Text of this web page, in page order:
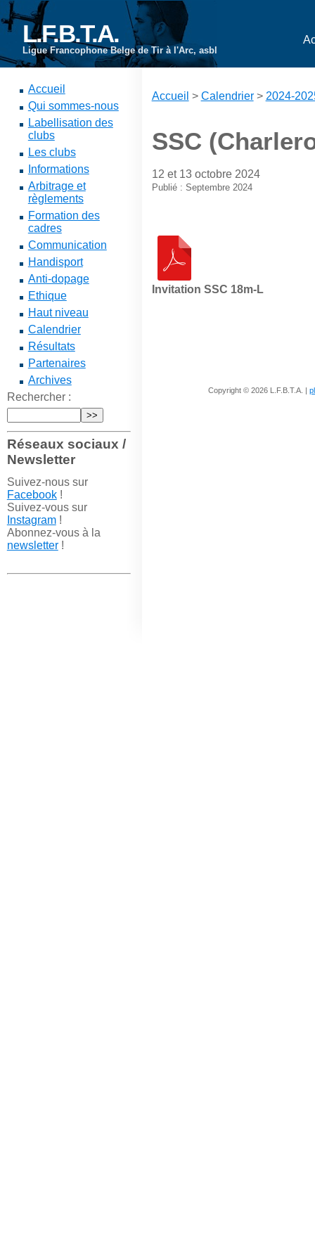
L.F.B.T.A.
Ligue Francophone Belge de Tir à l'Arc, asbl
Accueil
Qui sommes-nous
Labellisation des
clubs
Les clubs
Informations
Arbitrage et
règlements
Formation des
cadres
Communication
Handisport
Anti-dopage
Ethique
Haut niveau
Calendrier
Résultats
Partenaires
Archives
Rechercher :
Réseaux sociaux /
Newsletter
Suivez-nous sur
Facebook!
Suivez-vous sur
Instagram!
Abonnez-vous à la
newsletter!
Accueil > Calendrier> 2024-
SSC
12 et 13 octobre 2024
Publié : Septembre 2024
Invitation SSC 18m-L
Copyright © 2026 L.F.B.T.A. |